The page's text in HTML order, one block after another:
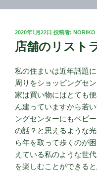
投
稿
日:
2020年1月22日 投稿者: NORIKO
店舗のリスト
私の住まいは近年話題
周りをショッピングセ
家は買い物にはとても
ん建っていますから若
ングセンターにもベビ
の話？と思えるような
ら年を取って歩くのが
えている私のような世
を楽しむことができると